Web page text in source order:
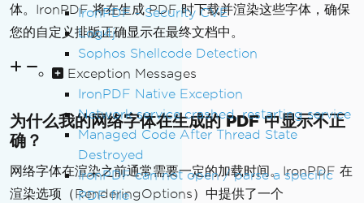
IronPDF - Security CVE
Log4j
Sophos Shellcode Detection
Exception Messages
IronPDF Native Exception
Network service crashed, restarting service
Managed Code After Thread State
Destroyed
IronPDF can not open / parse a specific
PDF file
体。IronPDF 将在生成 PDF 时下载并渲染这些字体，确保
您的自定义排版正确显示在最终文档中。
为什么我的网络字体在生成的 PDF 中显示不正
确？
网络字体在渲染之前通常需要一定的加载时间。IronPDF 在
渲染选项（RenderingOptions）中提供了一个